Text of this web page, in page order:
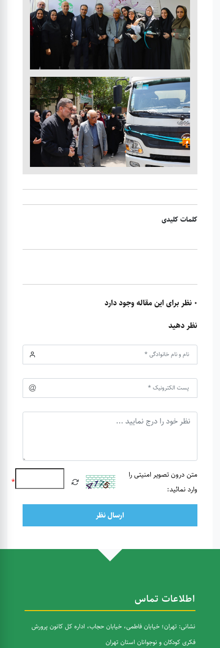
کلمات کلیدی
0 نظر برای این مقاله وجود دارد
نظر دهید
متن درون تصویر امنیتی را
وارد نمائید:
*
ارسال نظر
اطلاعات تماس
نشانی: تهران؛ خیابان فاطمی، خیابان حجاب، اداره کل کانون پرورش
فکری کودکان و نوجوانان استان تهران